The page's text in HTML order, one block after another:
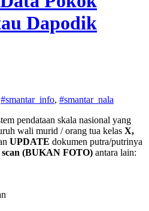
Dapodik
#smantar_info, #smantar_nala
pendataan skala nasional yang
wali murid / orang tua kelas X,
UPDATE dokumen putra/putrinya
scan (BUKAN FOTO) antara lain: